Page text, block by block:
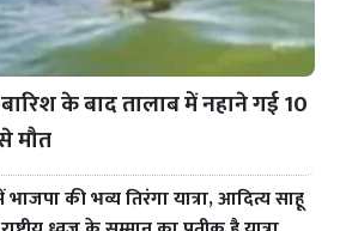
के बाद तालाब में नहाने गई 10
मौत
भाजपा की भव्य तिरंगा यात्रा, आदित्य साहू